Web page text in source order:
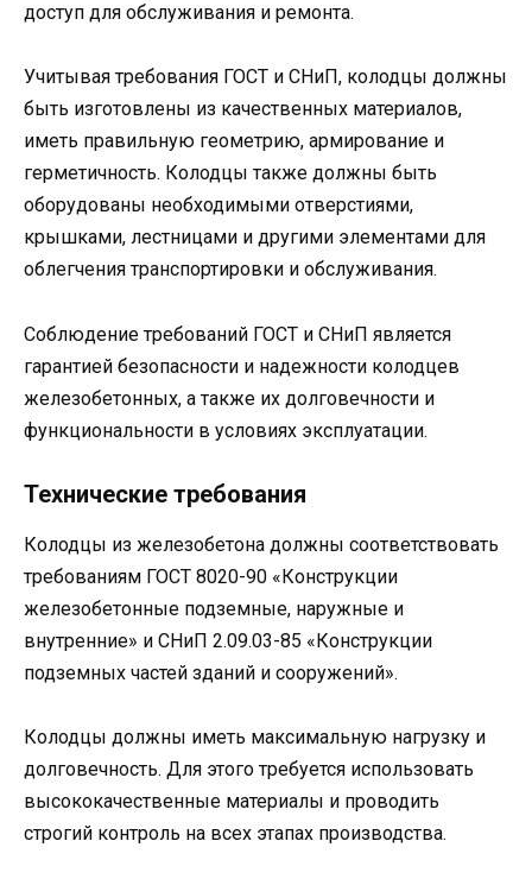
доступ для обслуживания и ремонта.
Учитывая требования ГОСТ и СНиП, колодцы должны
быть изготовлены из качественных материалов,
иметь правильную геометрию, армирование и
герметичность. Колодцы также должны быть
оборудованы необходимыми отверстиями,
крышками, лестницами и другими элементами для
облегчения транспортировки и обслуживания.
Соблюдение требований ГОСТ и СНиП является
гарантией безопасности и надежности колодцев
железобетонных, а также их долговечности и
функциональности в условиях эксплуатации.
Технические требования
Колодцы из железобетона должны соответствовать
требованиям ГОСТ 8020-90 «Конструкции
железобетонные подземные, наружные и
внутренние» и СНиП 2.09.03-85 «Конструкции
подземных частей зданий и сооружений».
Колодцы должны иметь максимальную нагрузку и
долговечность. Для этого требуется использовать
высококачественные материалы и проводить
строгий контроль на всех этапах производства.